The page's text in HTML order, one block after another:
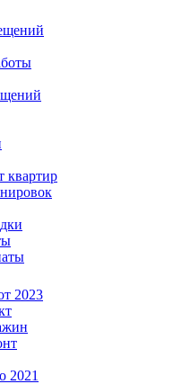
квартир
2023
2021